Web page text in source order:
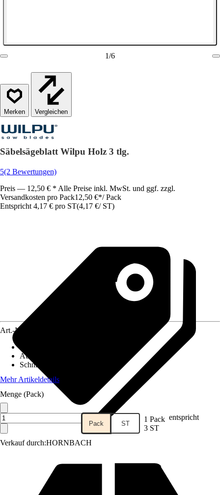
1/6
Vergleichen
Säbelsägeblatt Wilpu Holz 3 tlg.
5(2 Bewertungen)
Preis — 12,50 € * Alle Preise inkl. MwSt. und ggf. zzgl.
Versandkosten pro Pack12,50 €*/ Pack
Entspricht 4,17 € pro ST(4,17 €/ ST)
Verkauf durch:HORNBACH
Art.-Nr.
Aufnahmeschaft
Schnittart
Mehr Artikeldetails
Menge (Pack)
Pack ST 1 Pack entspricht
3 ST